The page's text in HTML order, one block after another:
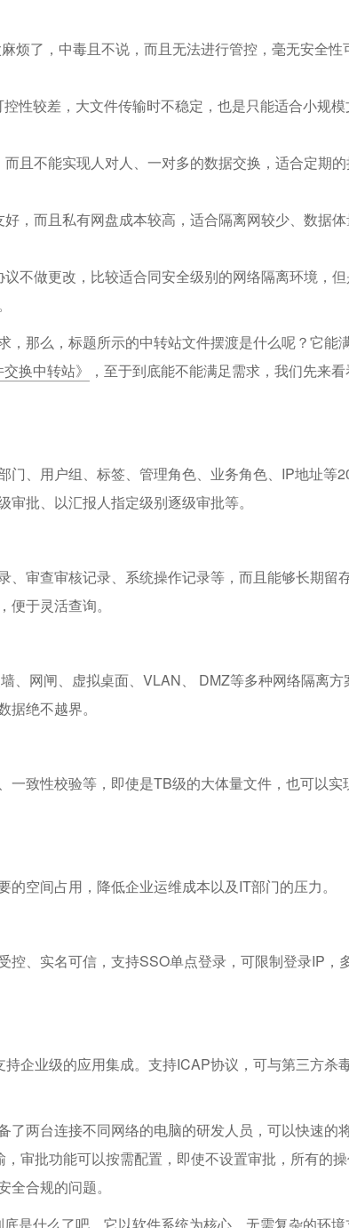
烦了，中毒且不说，而且无法进行管控，毫无安全性
性较差，大文件传输时不稳定，也是只能适合小规模
且不能实现人对人、一对多的数据交换，适合定期
，而且私有网盘成本较高，适合隔离网较少、数据
不做更改，比较适合同安全级别的网络隔离环境，
，那么，标题所示的中转站文件摆渡是什么呢？它能
换中转站》
，至于到底能不能满足需求，我们先来
门、用户组、标签、管理角色、业务角色、IP地址等
批、以汇报人指定级别逐级审批等。
、审查审核记录、系统操作记录等，而且能够长期留
于灵活查询。
、网闸、虚拟桌面、VLAN、 DMZ等多种网络隔离方
绝不越界。
一致性校验等，即使是TB级的大体量文件，也可以实
空间占用，降低企业运维成本以及IT部门的压力。
控、实名可信，支持SSO单点登录，可限制登录IP，
企业级的应用集成。支持ICAP协议，可与第三方杀毒
了两台连接不同网络的电脑的研发人员，可以快速的
审批功能可以按需配置，即使不设置审批，所有的
合规的问题。